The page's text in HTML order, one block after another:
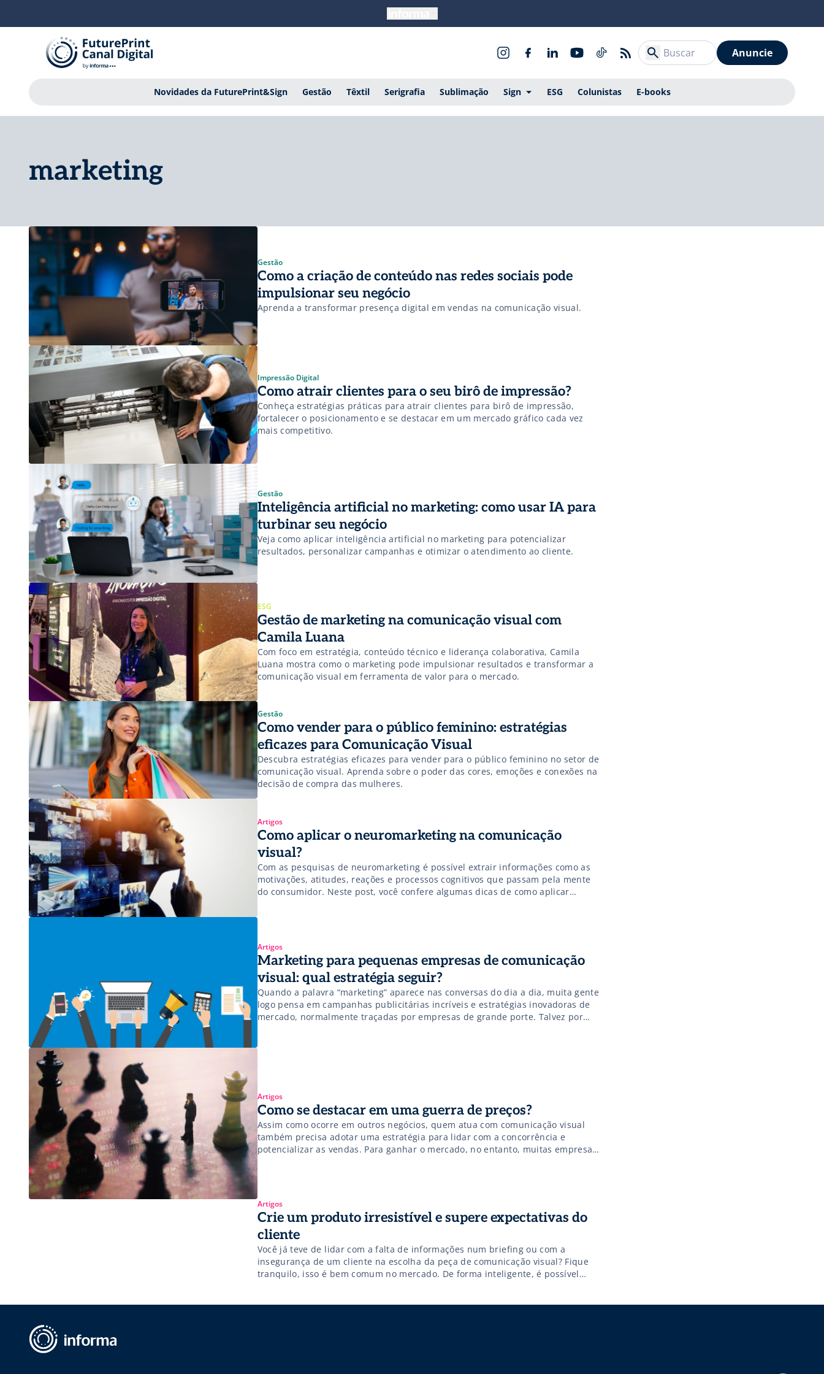
Anuncie
Novidades da FuturePrint&Sign Gestão Têxtil Serigrafia Sublimação Sign ESG Colunistas E-books
marketing
Gestão
Como a criação de conteúdo nas redes sociais pode
impulsionar seu negócio
Aprenda a transformar presença digital em vendas na comunicação visual.
Impressão Digital
Como atrair clientes para o seu birô de impressão?
Conheça estratégias práticas para atrair clientes para birô de impressão,
fortalecer o posicionamento e se destacar em um mercado gráfico cada vez
mais competitivo.
Gestão
Inteligência artificial no marketing: como usar IA para
turbinar seu negócio
Veja como aplicar inteligência artificial no marketing para potencializar
resultados, personalizar campanhas e otimizar o atendimento ao cliente.
ESG
Gestão de marketing na comunicação visual com
Camila Luana
Com foco em estratégia, conteúdo técnico e liderança colaborativa, Camila
Luana mostra como o marketing pode impulsionar resultados e transformar a
comunicação visual em ferramenta de valor para o mercado.
Gestão
Como vender para o público feminino: estratégias
eficazes para Comunicação Visual
Descubra estratégias eficazes para vender para o público feminino no setor de
comunicação visual. Aprenda sobre o poder das cores, emoções e conexões na
decisão de compra das mulheres.
Artigos
Como aplicar o neuromarketing na comunicação
visual?
Com as pesquisas de neuromarketing é possível extrair informações como as
motivações, atitudes, reações e processos cognitivos que passam pela mente
do consumidor. Neste post, você confere algumas dicas de como aplicar
Artigos
Marketing para pequenas empresas de comunicação
visual: qual estratégia seguir?
Quando a palavra “marketing” aparece nas conversas do dia a dia, muita gente
logo pensa em campanhas publicitárias incríveis e estratégias inovadoras de
mercado, normalmente traçadas por empresas de grande porte. Talvez por
Artigos
Como se destacar em uma guerra de preços?
Assim como ocorre em outros negócios, quem atua com comunicação visual
também precisa adotar uma estratégia para lidar com a concorrência e
potencializar as vendas. Para ganhar o mercado, no entanto, muitas empresas
Artigos
Crie um produto irresistível e supere expectativas do
cliente
Você já teve de lidar com a falta de informações num briefing ou com a
insegurança de um cliente na escolha da peça de comunicação visual? Fique
tranquilo, isso é bem comum no mercado. De forma inteligente, é possível